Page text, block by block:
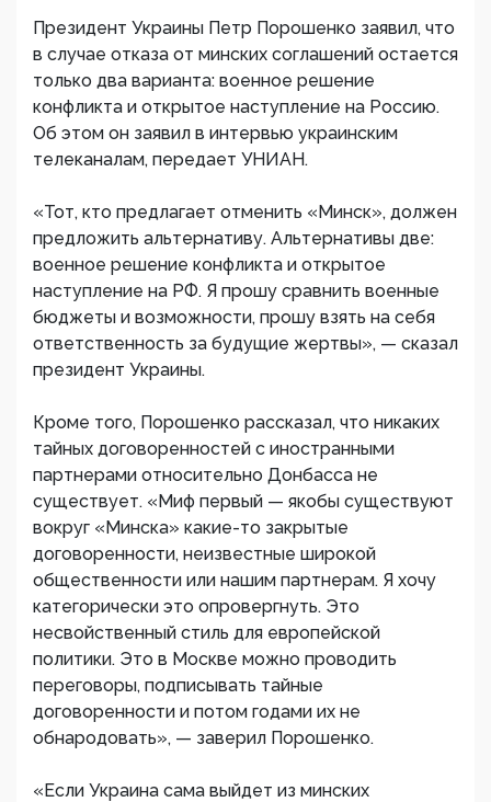
Президент Украины Петр Порошенко заявил, что
в случае отказа от минских соглашений остается
только два варианта: военное решение
конфликта и открытое наступление на Россию.
Об этом он заявил в интервью украинским
телеканалам, передает УНИАН.
«Тот, кто предлагает отменить «Минск», должен
предложить альтернативу. Альтернативы две:
военное решение конфликта и открытое
наступление на РФ. Я прошу сравнить военные
бюджеты и возможности, прошу взять на себя
ответственность за будущие жертвы», — сказал
президент Украины.
Кроме того, Порошенко рассказал, что никаких
тайных договоренностей с иностранными
партнерами относительно Донбасса не
существует. «Миф первый — якобы существуют
вокруг «Минска» какие-то закрытые
договоренности, неизвестные широкой
общественности или нашим партнерам. Я хочу
категорически это опровергнуть. Это
несвойственный стиль для европейской
политики. Это в Москве можно проводить
переговоры, подписывать тайные
договоренности и потом годами их не
обнародовать», — заверил Порошенко.
«Если Украина сама выйдет из минских